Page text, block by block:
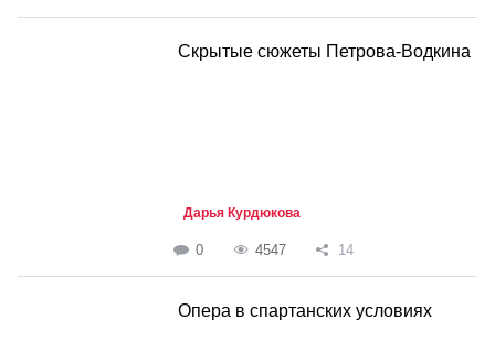
Скрытые сюжеты Петрова-Водкина
Дарья Курдюкова
0 4547 14
Опера в спартанских условиях